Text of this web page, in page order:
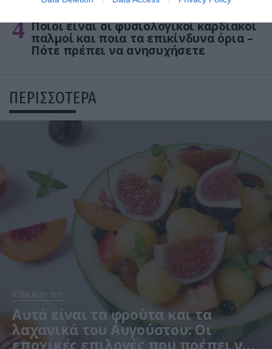
4 Ποιοι είναι οι φυσιολογικοί καρδιακοί
παλμοί και ποια τα επικίνδυνα όρια –
Πότε πρέπει να ανησυχήσετε
ΠΕΡΙΣΣΟΤΕΡΑ
07.08.2026 15:11
Αυτά είναι τα φρούτα και τα
λαχανικά του Αυγούστου: Οι
εποχικές επιλογές που πρέπει να